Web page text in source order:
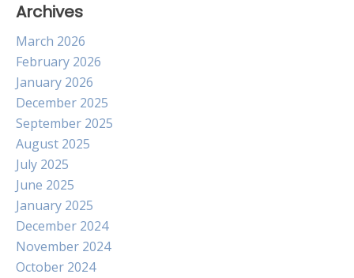
Archives
March 2026
February 2026
January 2026
December 2025
September 2025
August 2025
July 2025
June 2025
January 2025
December 2024
November 2024
October 2024